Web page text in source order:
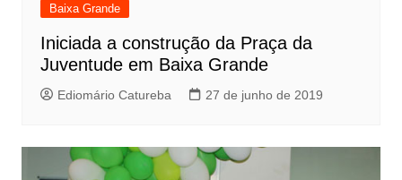
Baixa Grande
Iniciada a construção da Praça da
Juventude em Baixa Grande
Ediomário Catureba 27 de junho de 2019